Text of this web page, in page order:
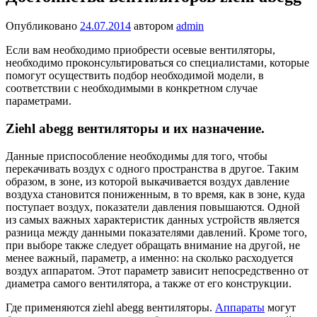
Опубликовано 24.07.2014 автором admin
Если вам необходимо приобрести осевые вентиляторы,
необходимо проконсультироваться со специалистами, которые
помогут осуществить подбор необходимой модели, в
соответствии с необходимыми в конкретном случае
параметрами.
Ziehl abegg вентиляторы и их назначение.
Данные приспособление необходимы для того, чтобы
перекачивать воздух с одного пространства в другое. Таким
образом, в зоне, из которой выкачивается воздух давление
воздуха становится пониженным, в то время, как в зоне, куда
поступает воздух, показатели давления повышаются. Одной
из самых важных характеристик данных устройств является
разница между данными показателями давлений. Кроме того,
при выборе также следует обращать внимание на другой, не
менее важный, параметр, а именно: на сколько расходуется
воздух аппаратом. Этот параметр зависит непосредственно от
диаметра самого вентилятора, а также от его конструкции.
Где применяются ziehl abegg вентиляторы. Аппараты могут